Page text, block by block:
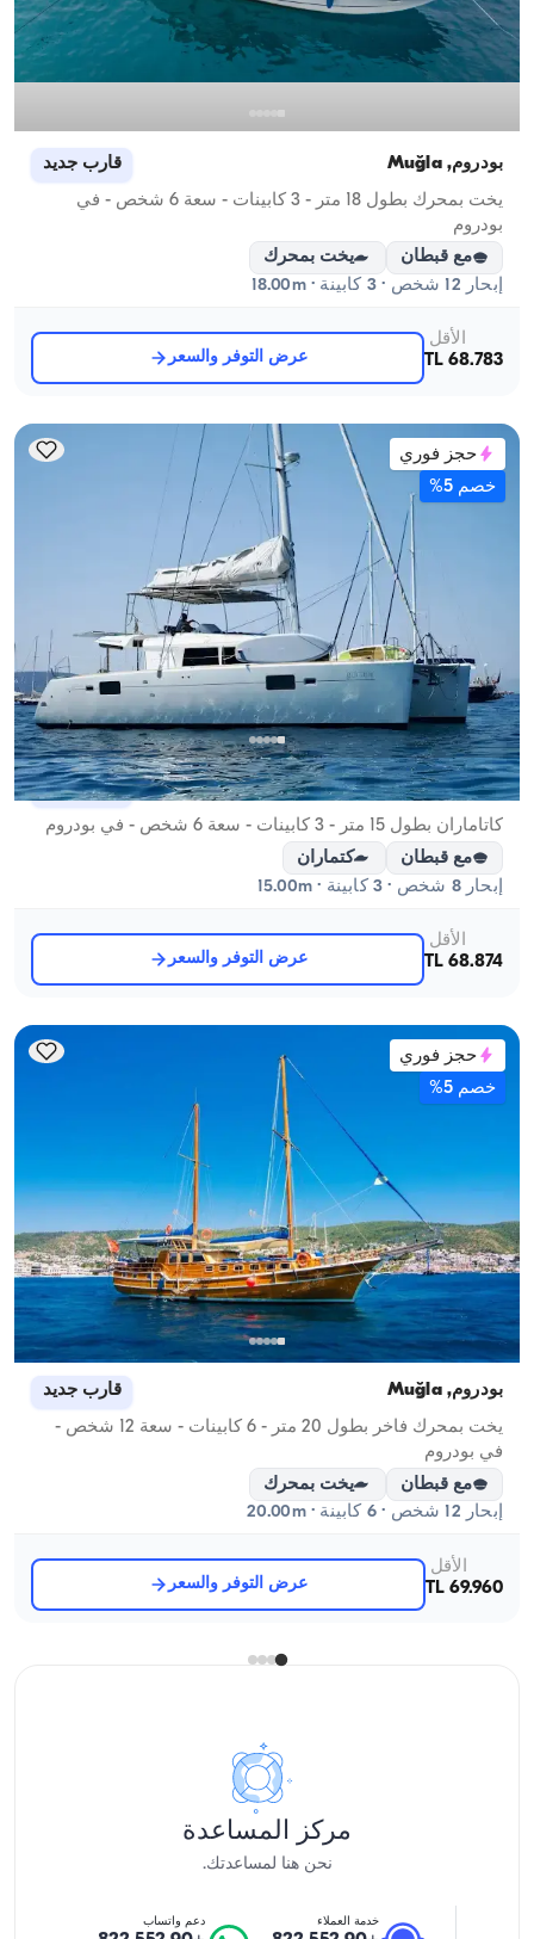
بودروم, Muğla قارب جديد
يخت بمحرك بطول 18 متر - 3 كابينات - سعة 6 شخص - في
بودروم
مع قبطان
يخت بمحرك
إبحار 12 شخص · 3 كابينة · 18.00m
الأقل
68.783 TL
عرض التوفر والسعر
حجز فوري
خصم 5%
بودروم, Muğla قارب جديد
كاتاماران بطول 15 متر - 3 كابينات - سعة 6 شخص - في بودروم
مع قبطان
كتماران
إبحار 8 شخص · 3 كابينة · 15.00m
الأقل
68.874 TL
عرض التوفر والسعر
حجز فوري
خصم 5%
بودروم, Muğla قارب جديد
يخت بمحرك فاخر بطول 20 متر - 6 كابينات - سعة 12 شخص -
في بودروم
مع قبطان
يخت بمحرك
إبحار 12 شخص · 6 كابينة · 20.00m
الأقل
69.960 TL
عرض التوفر والسعر
مركز المساعدة
نحن هنا لمساعدتك.
خدمة العملاء دعم واتساب